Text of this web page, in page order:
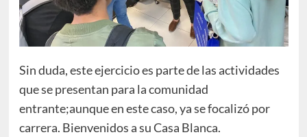
Sin duda, este ejercicio es parte de las actividades
que se presentan para la comunidad
entrante;aunque en este caso, ya se focalizó por
carrera. Bienvenidos a su Casa Blanca.